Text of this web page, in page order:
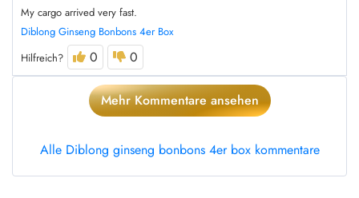
My cargo arrived very fast.
Diblong Ginseng Bonbons 4er Box
Hilfreich?
0 0
Mehr Kommentare ansehen
Alle Diblong ginseng bonbons 4er box kommentare